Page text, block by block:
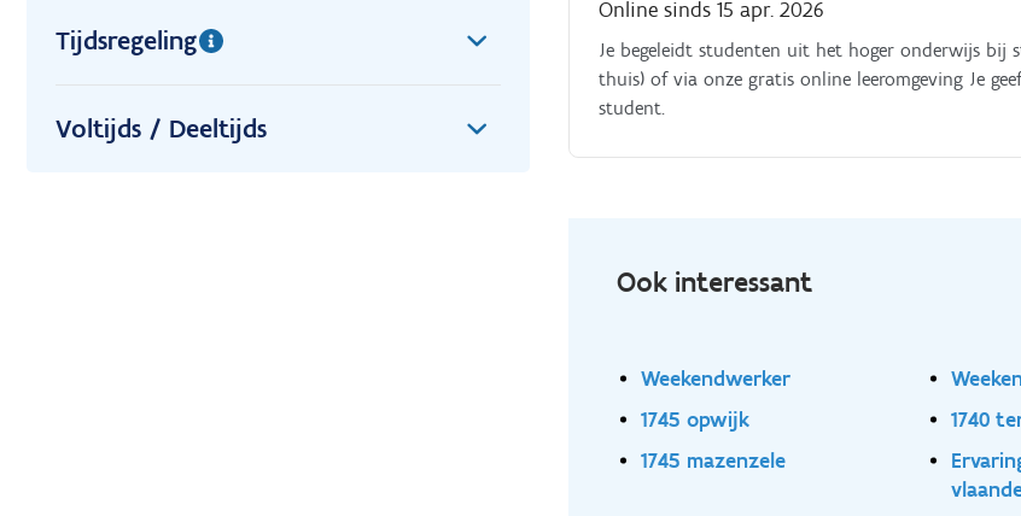
Tijdsregeling
Voltijds / Deeltijds
Online sinds 15 apr. 2026
Je begeleidt studenten uit het hoger onderwijs
thuis) of via onze gratis online leeromgeving Je
student.
Ook interessant
Weekendwerker
1745 opwijk
1740
1745 mazenzele